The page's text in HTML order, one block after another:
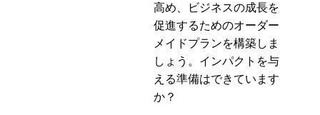
高め、ビジネスの成長を
促進するためのオーダー
メイドプランを構築しま
しょう。インパクトを与
える準備はできています
か？